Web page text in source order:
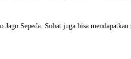
Sepeda. Sobat juga bisa